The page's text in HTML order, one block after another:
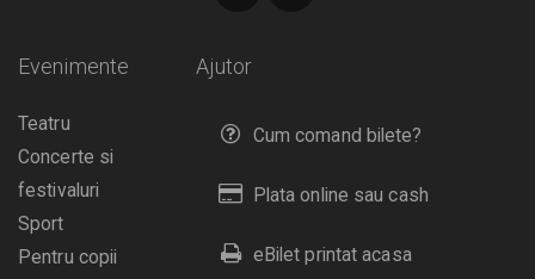
Ajutor
Cum comand bilete?
Plata online sau cash
eBilet printat acasa
Evenimente
Teatru
Concerte si
festivaluri
Sport
Pentru copii